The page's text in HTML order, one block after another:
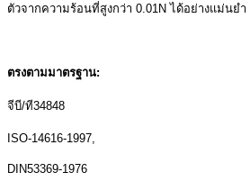
ตัวจากความร้อนที่สูงกว่า 0.01N ได้อย่างแม่นยำ
ตรงตามมาตรฐาน:
จีบี/ที34848
ISO-14616-1997,
DIN53369-1976